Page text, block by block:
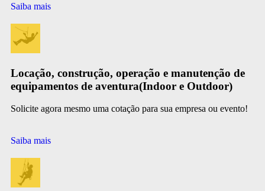
Saiba mais
Locação, construção, operação e manutenção de
equipamentos de aventura(Indoor e Outdoor)
Solicite agora mesmo uma cotação para sua empresa ou evento!
Saiba mais